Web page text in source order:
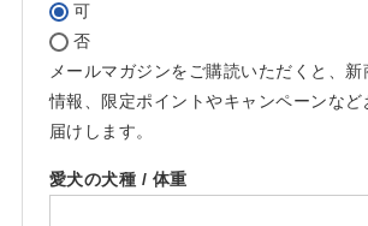
可
否
メールマガジンをご購読いただくと、
情報、限定ポイントやキャンペーンなど
届けします。
愛犬の犬種 / 体重